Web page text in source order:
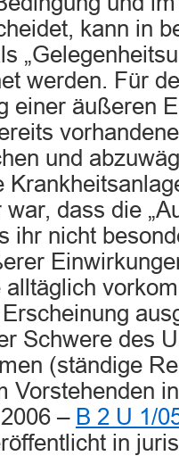
kann in
werden. Für
einer äußeren
und
dass die
ihr nicht
Schwere des
(ständige
Vorstehenden
– B 2 U 1/
in